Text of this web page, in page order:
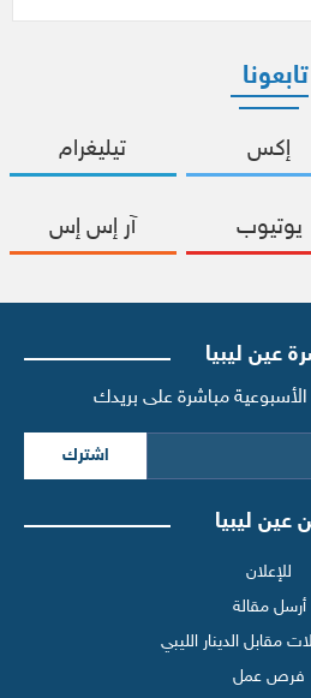
تابعونا
إكس تيليغرام
يوتيوب آر إس إس
عين ليبيا
مباشرة على بريدك
اشترك
عين ليبيا
للإعلان
أرسل مقالة
مقابل الدينار الليبي
فرص عمل